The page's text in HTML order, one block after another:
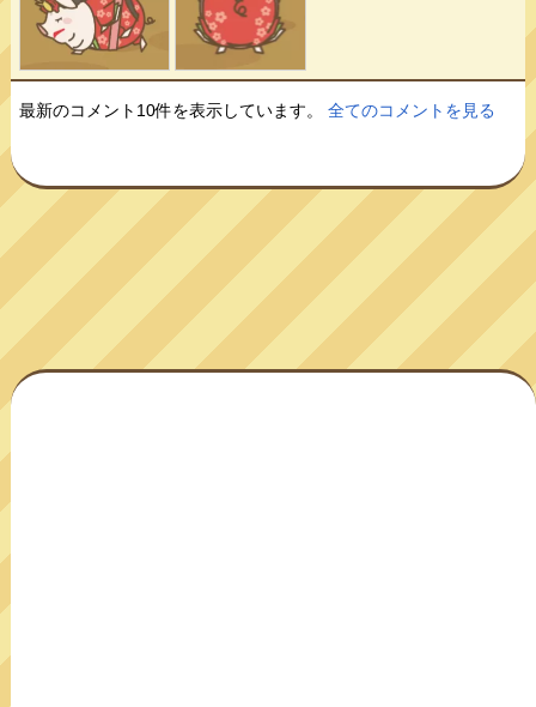
最新のコメント10件を表示しています。全てのコメントを見る